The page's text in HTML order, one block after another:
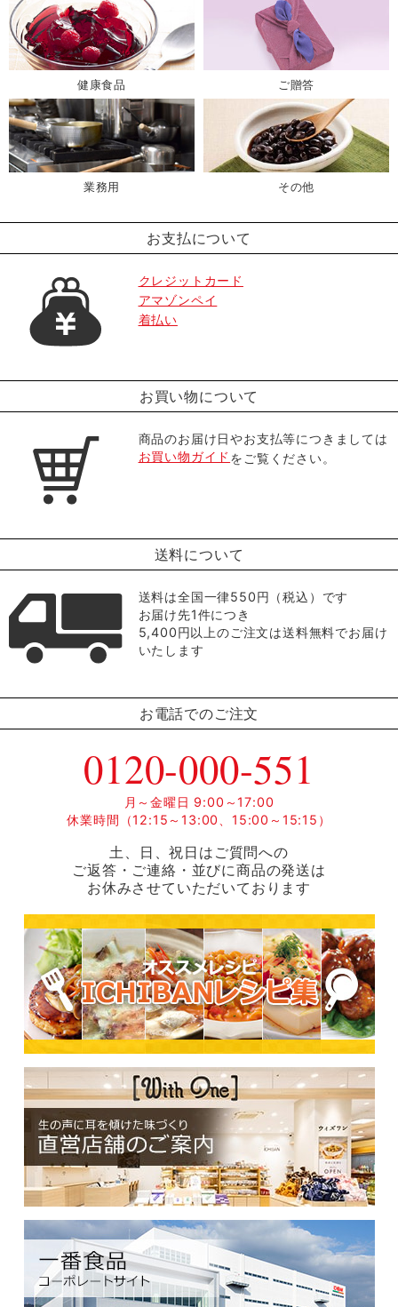
健康食品 ご贈答
業務用 その他
お支払について
クレジットカード
アマゾンペイ
着払い
お買い物について
商品のお届け日やお支払等につきましては
お買い物ガイド をご覧ください。
送料について
送料は全国一律550円（税込）です
お届け先1件につき
5,400円以上のご注文は送料無料でお届け
いたします
お電話でのご注文
0120-000-551
月～金曜日 9:00～17:00
休業時間（12:15～13:00、15:00～15:15）
土、日、祝日はご質問への
ご返答・ご連絡・並びに商品の発送は
お休みさせていただいております